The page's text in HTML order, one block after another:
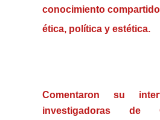
conocimiento
ética, política y estética.
Comentaron su
investigadoras de